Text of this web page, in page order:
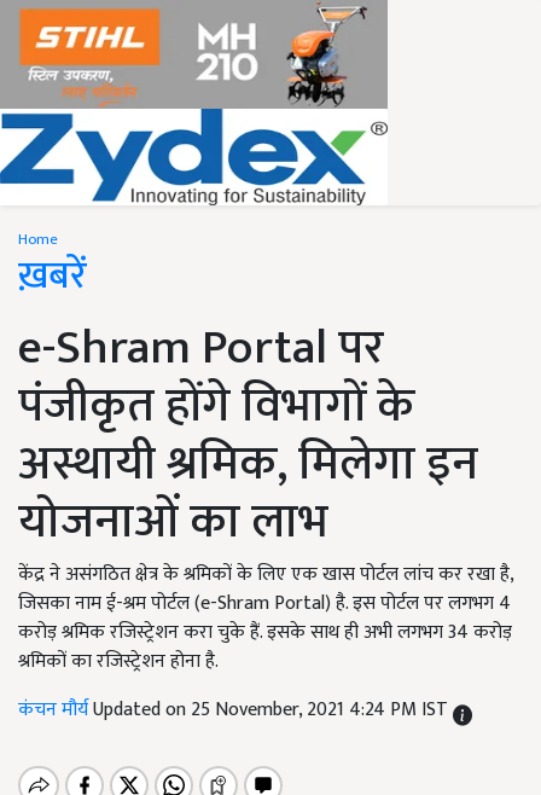
Home
ख़बरें
e-Shram Portal पर
पंजीकृत होंगे विभागों के
अस्थायी श्रमिक, मिलेगा इन
योजनाओं का लाभ
केंद्र ने असंगठित क्षेत्र के श्रमिकों के लिए एक खास पोर्टल लांच कर रखा है,
जिसका नाम ई-श्रम पोर्टल (e-Shram Portal) है. इस पोर्टल पर लगभग 4
करोड़ श्रमिक रजिस्ट्रेशन करा चुके हैं. इसके साथ ही अभी लगभग 34 करोड़
श्रमिकों का रजिस्ट्रेशन होना है.
कंचन मौर्यUpdated on 25 November, 2021 4:24 PM IST